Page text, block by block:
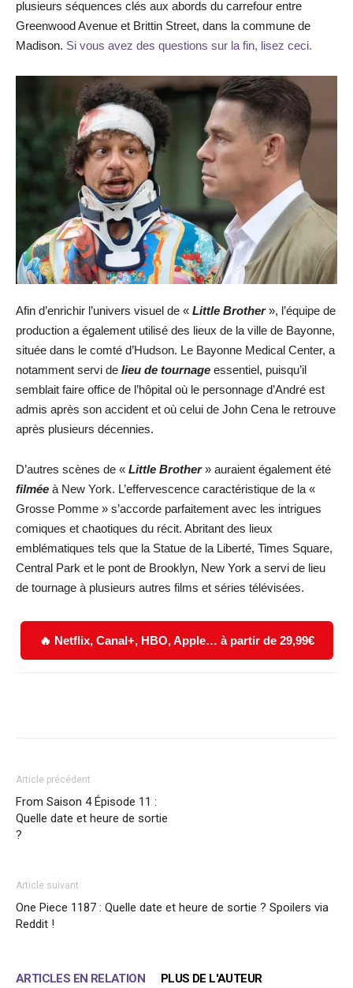
plusieurs séquences clés aux abords du carrefour entre
Greenwood Avenue et Brittin Street, dans la commune de
Madison. Si vous avez des questions sur la fin, lisez ceci.
Afin d’enrichir l’univers visuel de « Little Brother», l’équipe de
production a également utilisé des lieux de la ville de Bayonne,
située dans le comté d’Hudson. Le Bayonne Medical Center, a
notamment servi de lieu de tournage essentiel, puisqu’il
semblait faire office de l’hôpital où le personnage d’André est
admis après son accident et où celui de John Cena le retrouve
après plusieurs décennies.
D’autres scènes de « Little Brother» auraient également été
filmée à New York. L’effervescence caractéristique de la «
Grosse Pomme » s’accorde parfaitement avec les intrigues
comiques et chaotiques du récit. Abritant des lieux
emblématiques tels que la Statue de la Liberté, Times Square,
Central Park et le pont de Brooklyn, New York a servi de lieu
de tournage à plusieurs autres films et séries télévisées.
🔥 Netflix, Canal+, HBO, Apple… à partir de 29,99€
Article précédent
From Saison 4 Épisode 11 :
Quelle date et heure de sortie
?
Article suivant
One Piece 1187 : Quelle date et heure de sortie ? Spoilers via
Reddit !
ARTICLES EN RELATION PLUS DE L'AUTEUR